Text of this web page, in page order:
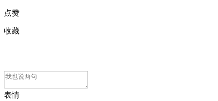
点赞
收藏
表情